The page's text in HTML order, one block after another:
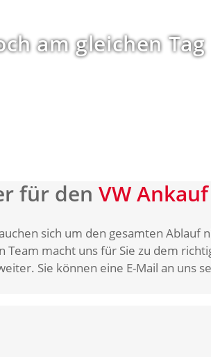
am gleichen Tag
für den VW Ankauf
sich um den gesamten Ablauf
macht uns für Sie zu dem
Sie können eine E-Mail an uns